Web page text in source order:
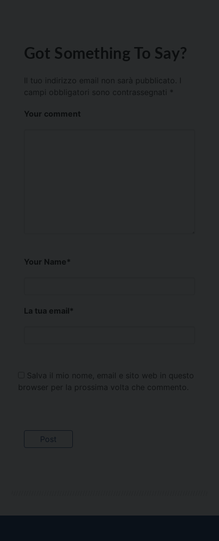
Got Something To Say?
Il tuo indirizzo email non sarà pubblicato.
campi obbligatori sono contrassegnati *
Your comment
Your Name*
La tua email*
Salva il mio nome, email e sito web in questo
browser per la prossima volta che commento.